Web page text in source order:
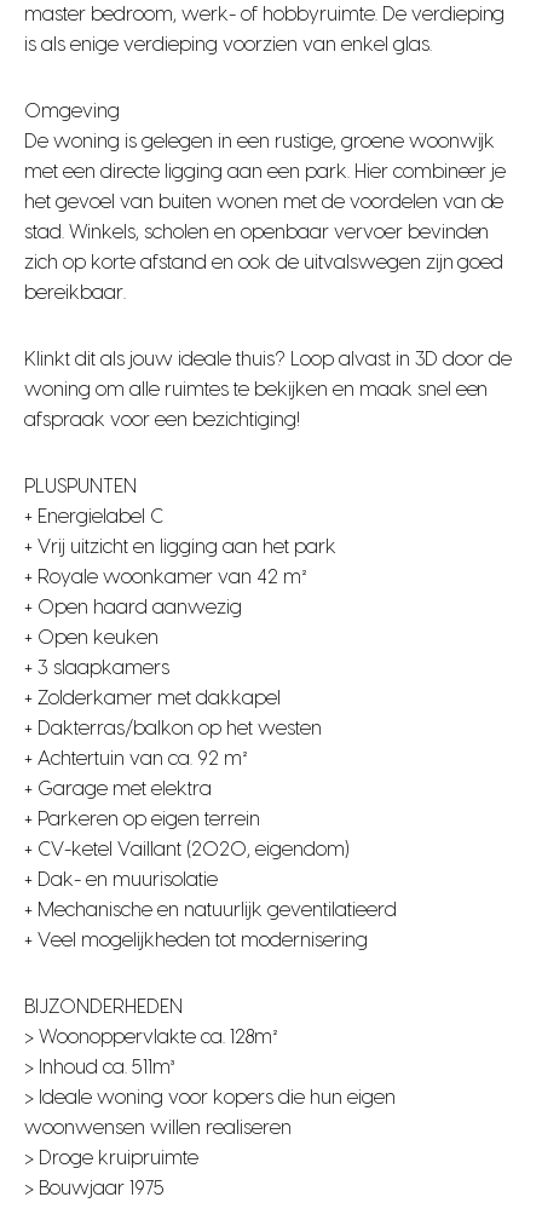
master bedroom, werk- of hobbyruimte. De verdieping
is als enige verdieping voorzien van enkel glas.
Omgeving
De woning is gelegen in een rustige, groene woonwijk
met een directe ligging aan een park. Hier combineer je
het gevoel van buiten wonen met de voordelen van de
stad. Winkels, scholen en openbaar vervoer bevinden
zich op korte afstand en ook de uitvalswegen zijn goed
bereikbaar.
Klinkt dit als jouw ideale thuis? Loop alvast in 3D door de
woning om alle ruimtes te bekijken en maak snel een
afspraak voor een bezichtiging!
PLUSPUNTEN
+ Energielabel C
+ Vrij uitzicht en ligging aan het park
+ Royale woonkamer van 42 m²
+ Open haard aanwezig
+ Open keuken
+ 3 slaapkamers
+ Zolderkamer met dakkapel
+ Dakterras/balkon op het westen
+ Achtertuin van ca. 92 m²
+ Garage met elektra
+ Parkeren op eigen terrein
+ CV-ketel Vaillant (2020, eigendom)
+ Dak- en muurisolatie
+ Mechanische en natuurlijk geventilatieerd
+ Veel mogelijkheden tot modernisering
BIJZONDERHEDEN
> Woonoppervlakte ca. 128m²
> Inhoud ca. 511m³
> Ideale woning voor kopers die hun eigen
woonwensen willen realiseren
> Droge kruipruimte
> Bouwjaar 1975